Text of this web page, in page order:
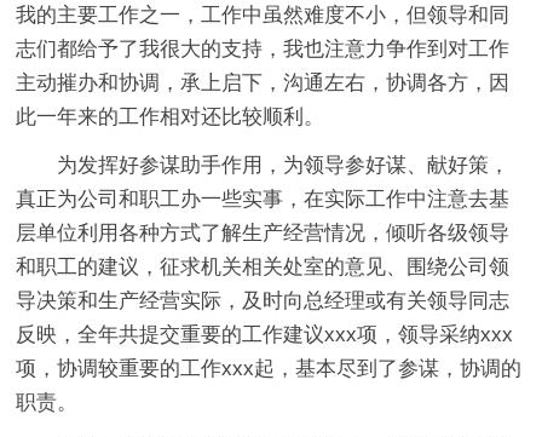
我的主要工作之一，工作中虽然难度不小，但领导和同
志们都给予了我很大的支持，我也注意力争作到对工作
主动摧办和协调，承上启下，沟通左右，协调各方，因
此一年来的工作相对还比较顺利。
为发挥好参谋助手作用，为领导参好谋、献好策，
真正为公司和职工办一些实事，在实际工作中注意去基
层单位利用各种方式了解生产经营情况，倾听各级领导
和职工的建议，征求机关相关处室的意见、围绕公司领
导决策和生产经营实际，及时向总经理或有关领导同志
反映，全年共提交重要的工作建议xxx项，领导采纳xxx
项，协调较重要的工作xxx起，基本尽到了参谋，协调的
职责。